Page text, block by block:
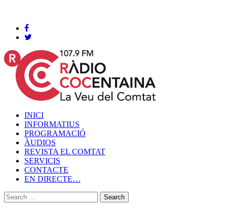
INICI
INFORMATIUS
PROGRAMACIÓ
ÀUDIOS
REVISTA EL COMTAT
SERVICIS
CONTACTE
EN DIRECTE…